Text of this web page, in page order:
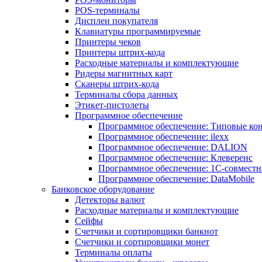
POS-терминалы
Дисплеи покупателя
Клавиатуры программируемые
Принтеры чеков
Принтеры штрих-кода
Расходные материалы и комплектующие
Ридеры магнитных карт
Сканеры штрих-кода
Терминалы сбора данных
Этикет-пистолеты
Программное обеспечение
Программное обеспечение: Типовые
Программное обеспечение: ilexx
Программное обеспечение: DALION
Программное обеспечение: Клеверенс
Программное обеспечение: 1С-
Программное обеспечение: DataMobile
Банковское оборудование
Детекторы валют
Расходные материалы и комплектующие
Сейфы
Счетчики и сортировщики банкнот
Счетчики и сортировщики монет
Терминалы оплаты